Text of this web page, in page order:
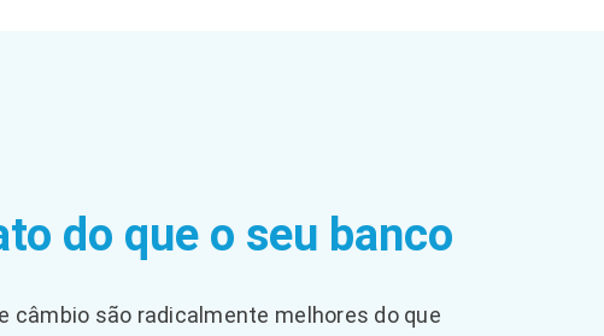
do que o seu banco
câmbio são radicalmente melhores do que